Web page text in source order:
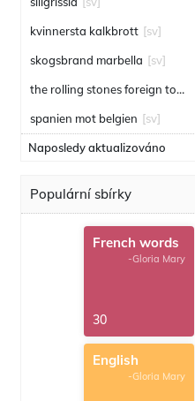
kvinnersta kalkbrott [sv]
skogsbrand marbella [sv]
the rolling stones foreign tongues
spanien mot belgien [sv]
Naposledy aktualizováno
Populární sbírky
French words
-Gloria Mary
30
English
-Gloria Mary